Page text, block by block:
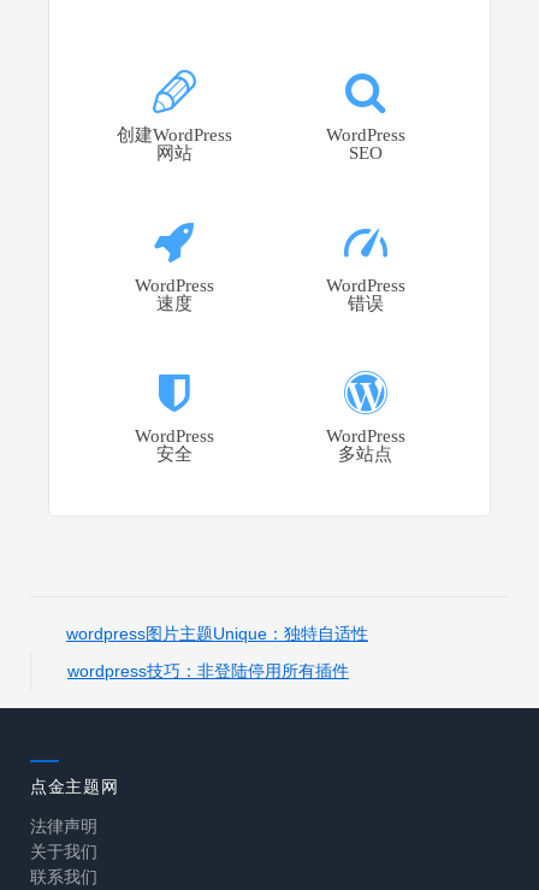
创建WordPress
网站
WordPress
SEO
WordPress
速度
WordPress
错误
WordPress
安全
WordPress
多站点
wordpress图片主题Unique：独特自适性
wordpress技巧：非登陆停用所有插件
点金主题网
法律声明
关于我们
联系我们